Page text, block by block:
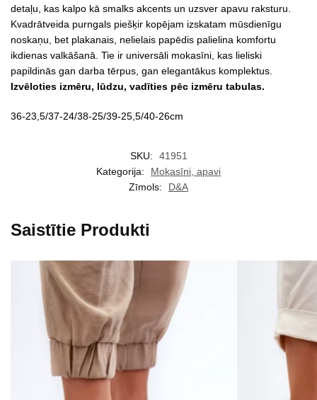
detaļu, kas kalpo kā smalks akcents un uzsver apavu raksturu.
Kvadrātveida purngals piešķir kopējam izskatam mūsdienīgu
noskaņu, bet plakanais, nelielais papēdis palielina komfortu
ikdienas valkāšanā. Tie ir universāli mokasīni, kas lieliski
papildinās gan darba tērpus, gan elegantākus komplektus.
Izvēloties izmēru, lūdzu, vadīties pēc izmēru tabulas.
36-23,5/37-24/38-25/39-25,5/40-26cm
SKU:
41951
Kategorija:
Mokasīni, apavi
Zīmols:
D&A
Saistītie Produkti